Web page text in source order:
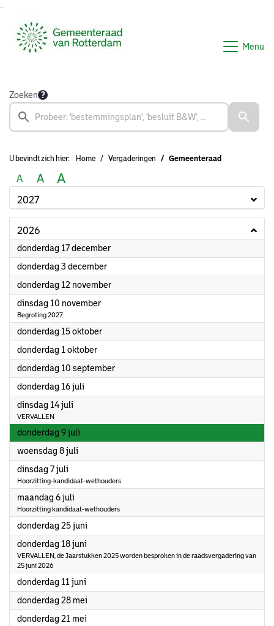
Menu
Zoeken
U bevindt zich hier: Home Vergaderingen Gemeenteraad
A A A
2027
2026
donderdag 17 december2026
donderdag 3 december2026
donderdag 12 november2026
dinsdag 10 november2026
Begroting 2027
donderdag 15 oktober2026
donderdag 1 oktober2026
donderdag 10 september2026
donderdag 16 juli
dinsdag 14 juli
VERVALLEN
donderdag 9 juli
woensdag 8 juli
dinsdag 7 juli
Hoorzitting-kandidaat-wethouders
maandag 6 juli
Hoorzitting kandidaat-wethouders
donderdag 25 juni
donderdag 18 juni
VERVALLEN, de Jaarstukken 2025 worden besproken in de raadsvergadering van
25 juni 2026
donderdag 11 juni
donderdag 28 mei
donderdag 21 mei